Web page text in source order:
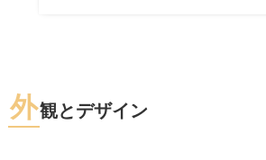
外観とデザイン